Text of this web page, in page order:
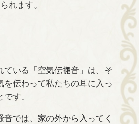
れます。
ている「空気伝搬音」は、そ
を伝わって私たちの耳に入っ
す。
音では、家の外から入ってく